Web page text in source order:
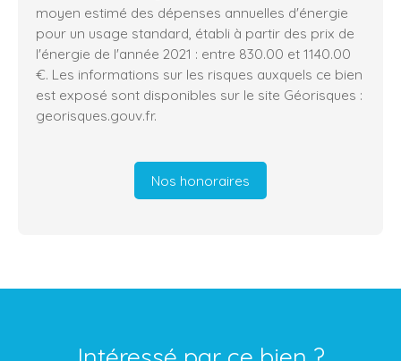
moyen estimé des dépenses annuelles d'énergie
pour un usage standard, établi à partir des prix de
l'énergie de l'année 2021 : entre 830.00 et 1140.00
€. Les informations sur les risques auxquels ce bien
est exposé sont disponibles sur le site Géorisques :
georisques.gouv.fr.
Nos honoraires